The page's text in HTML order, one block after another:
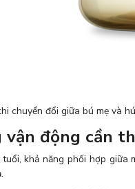
chuyển đổi giữa bú mẹ và
vận động cần
khả năng phối hợp